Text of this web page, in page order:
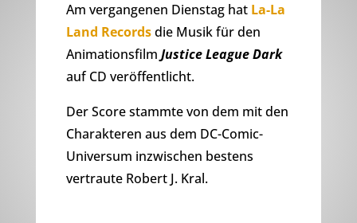
Am vergangenen Dienstag hat La-La
Land Recordsdie Musik für den
Animationsfilm Justice League Dark
auf CD veröffentlicht.
Der Score stammte von dem mit den
Charakteren aus dem DC-Comic-
Universum inzwischen bestens
vertraute Robert J. Kral.